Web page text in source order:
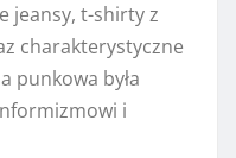
jeansy, t-shirty z
charakterystyczne
punkowa była
i